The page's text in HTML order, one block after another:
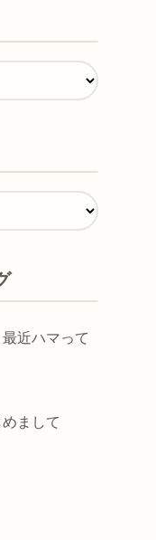
近ハマって
まして